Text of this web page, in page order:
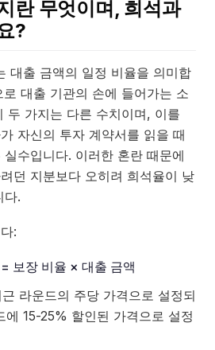
란 무엇이며, 희석과
?
대출 금액의 일정 비율을 의미합
대출 기관의 손에 들어가는 소
두 가지는 다른 수치이며, 이를
자신의 투자 계약서를 읽을 때
수입니다. 이러한 혼란 때문에
던 지분보다 오히려 희석율이 낮
다.
:
보장 비율 × 대출 금액
라운드의 주당 가격으로 설정되
에 15-25% 할인된 가격으로 설정